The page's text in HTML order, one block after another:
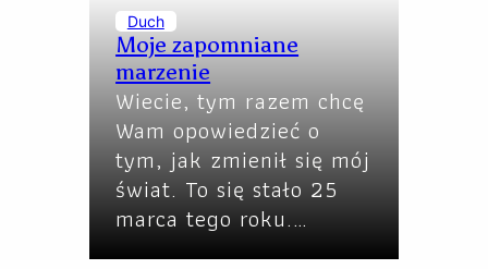
Duch
Moje zapomniane
marzenie
Wiecie, tym razem chcę
Wam opowiedzieć o
tym, jak zmienił się mój
świat. To się stało 25
marca tego roku.…